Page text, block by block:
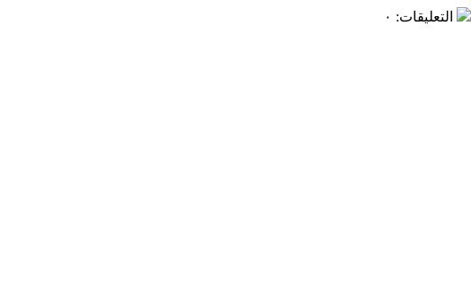
التعليقات: ٠